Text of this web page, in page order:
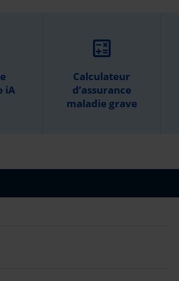
iA
calculate
Calculateur
d’assurance
maladie grave